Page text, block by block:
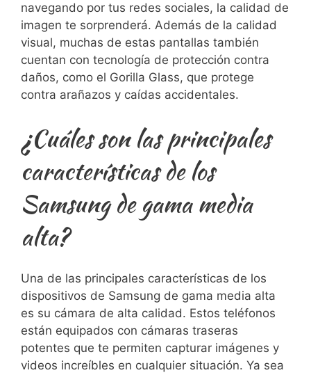
navegando por tus redes ⁤sociales, la ⁣calidad de
imagen ⁢te sorprenderá. Además de la calidad
‌visual,⁤ muchas de estas pantallas también
cuentan con tecnología de protección​ contra
⁣daños, ‌como ⁤el Gorilla Glass, que⁢ protege
contra arañazos y caídas accidentales.
¿Cuáles son‍ las principales
características de los
Samsung de gama media
alta?
Una de las principales características de los
dispositivos de Samsung de gama media ⁢alta
es su cámara de alta​ calidad. Estos teléfonos
están equipados con cámaras traseras
potentes⁢ que te permiten⁢ capturar imágenes⁢ y
videos increíbles en cualquier situación. Ya sea